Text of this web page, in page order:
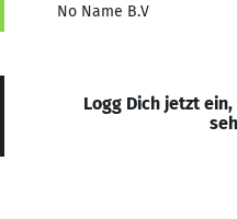
No Name B.V
Logg Dich jetzt